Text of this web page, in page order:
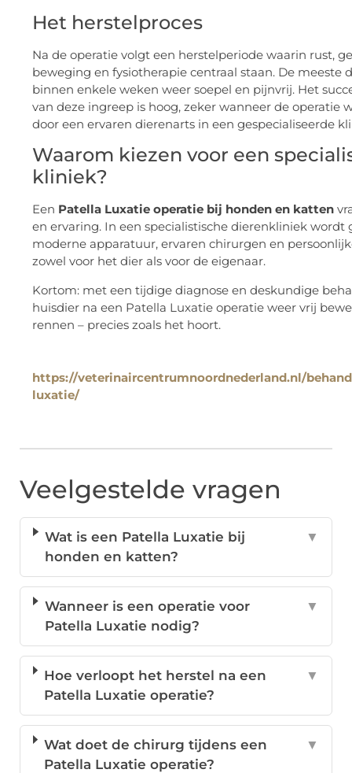
Het herstelproces
Na de operatie volgt een herstelperiode waarin rust,
beweging en fysiotherapie centraal staan. De meeste
binnen enkele weken weer soepel en pijnvrij. Het
van deze ingreep is hoog, zeker wanneer de operatie
door een ervaren dierenarts in een gespecialiseerde
Waarom kiezen voor een
kliniek?
Een Patella Luxatie operatie bij honden en katten
en ervaring. In een specialistische dierenkliniek wordt
moderne apparatuur, ervaren chirurgen en
zowel voor het dier als voor de eigenaar.
Kortom: met een tijdige diagnose en deskundige
huisdier na een Patella Luxatie operatie weer vrij
rennen – precies zoals het hoort.
https://veterinaircentrumnoordnederland.nl/
luxatie/
Veelgestelde vragen
Wat is een Patella Luxatie bij
honden en katten?
▼
Wanneer is een operatie voor
Patella Luxatie nodig?
▼
Hoe verloopt het herstel na een
Patella Luxatie operatie?
▼
Wat doet de chirurg tijdens een
Patella Luxatie operatie?
▼